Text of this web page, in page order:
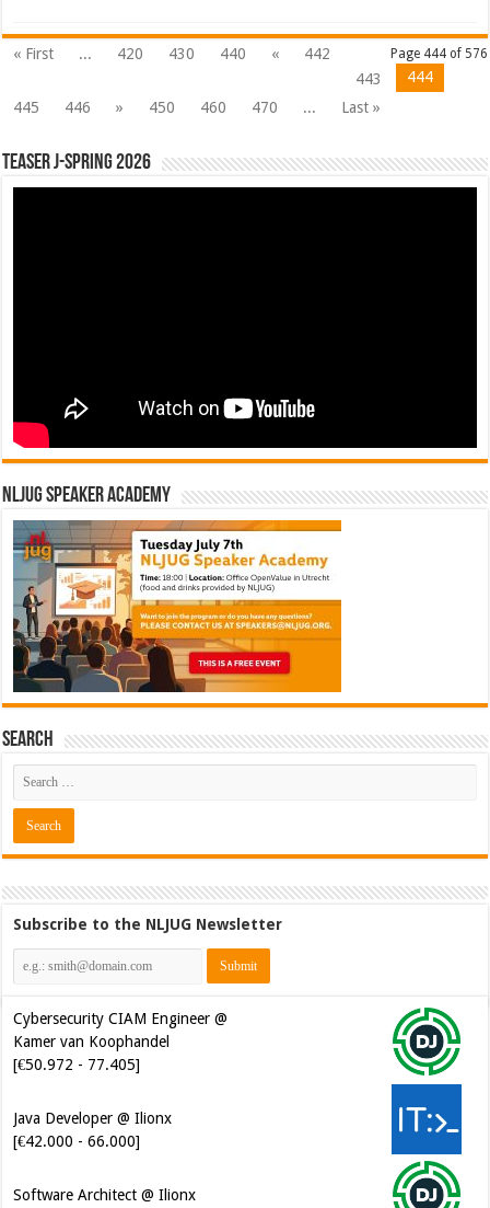
Page 444 of 576
« First ... 420 430 440 «
442
443
444
445
446 » 450 460 470 ... Last »
Teaser J-Spring 2026
NLJUG Speaker Academy
Search
Subscribe to the NLJUG Newsletter
Cybersecurity CIAM Engineer @
Kamer van Koophandel
[€50.972 - 77.405]
Java Developer @ Ilionx
[€42.000 - 66.000]
Software Architect @ Ilionx